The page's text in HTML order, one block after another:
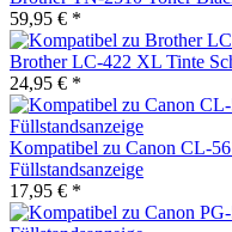
59,95 € *
Brother LC-422 XL Tinte
24,95 € *
Kompatibel zu Canon CL-
Füllstandsanzeige
17,95 € *